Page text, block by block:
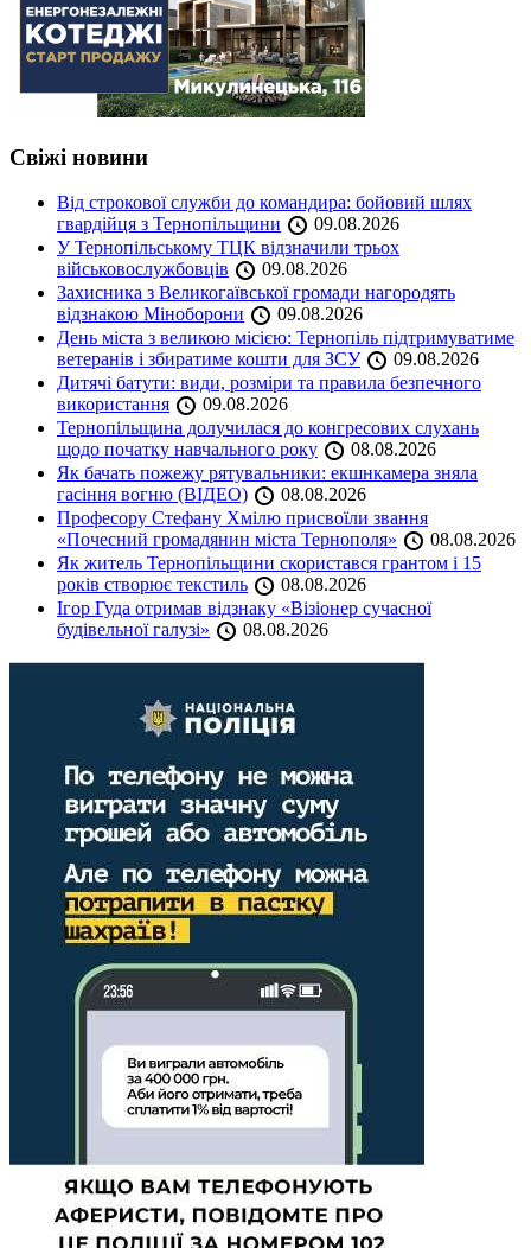
Свіжі новини
Від строкової служби до командира: бойовий шлях
гвардійця з Тернопільщини
09.08.2026
У Тернопільському ТЦК відзначили трьох
військовослужбовців
09.08.2026
Захисника з Великогаївської громади нагородять
відзнакою Міноборони
09.08.2026
День міста з великою місією: Тернопіль підтримуватиме
ветеранів і збиратиме кошти для ЗСУ
09.08.2026
Дитячі батути: види, розміри та правила безпечного
використання
09.08.2026
Тернопільщина долучилася до конгресових слухань
щодо початку навчального року
08.08.2026
Як бачать пожежу рятувальники: екшнкамера зняла
гасіння вогню (ВІДЕО)
08.08.2026
Професору Стефану Хмілю присвоїли звання
«Почесний громадянин міста Тернополя»
08.08.2026
Як житель Тернопільщини скористався грантом і 15
років створює текстиль
08.08.2026
Ігор Гуда отримав відзнаку «Візіонер сучасної
будівельної галузі»
08.08.2026